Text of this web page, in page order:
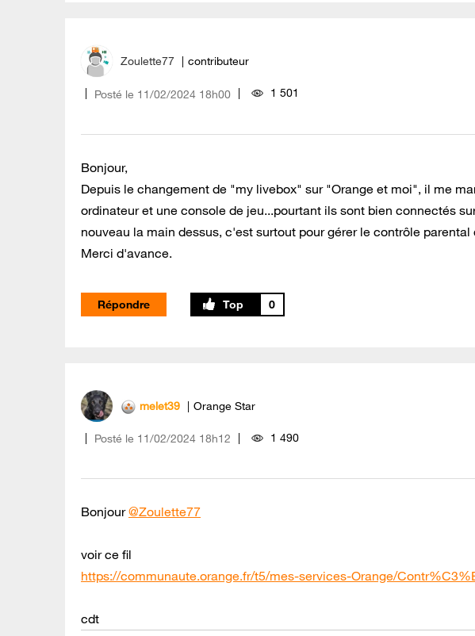
Zoulette77 contributeur
Posté le ‎11/02/2024 18h00 1 501
Bonjour,
Depuis le changement de "my livebox" sur "Orange et moi", il me
ordinateur et une console de jeu...pourtant ils sont bien connectés
nouveau la main dessus, c'est surtout pour gérer le contrôle parental
Merci d'avance.
Répondre 0
melet39 Orange Star
Posté le ‎11/02/2024 18h12 1 490
Bonjour@Zoulette77
voir ce fil
https://communaute.orange.fr/t5/mes-services-Orange/
cdt